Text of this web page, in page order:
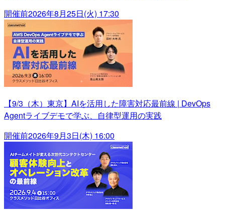
開催前2026年8月25日(火) 17:30
【9/3（木）東京】AIを活用した障害対応最前線 | DevOps
Agentライブデモで学ぶ、自律型運用の実践
開催前2026年9月3日(木) 16:00